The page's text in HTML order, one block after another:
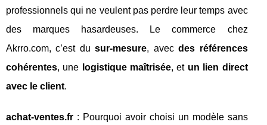
professionnels qui ne veulent pas perdre leur temps avec
des marques hasardeuses. Le commerce chez
Akrro.com, c’est dusur-mesure, avecdes références
cohérentes, une logistique maîtrisée, et un lien direct
avec le client.
achat-ventes.fr : Pourquoi avoir choisi un modèle sans